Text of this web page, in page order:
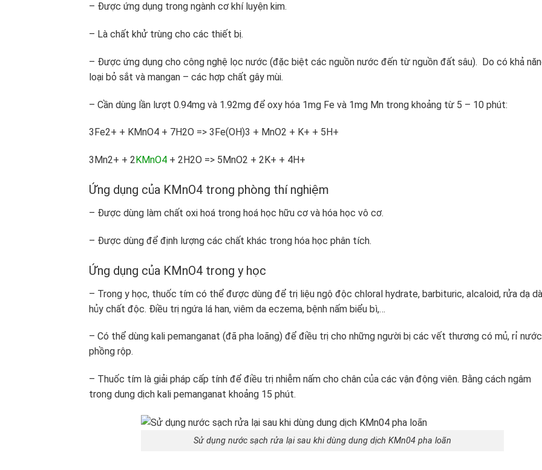
– Được ứng dụng trong ngành cơ khí luyện kim.
– Là chất khử trùng cho các thiết bị.
– Được ứng dụng cho công nghệ lọc nước (đặc biệt các nguồn nước đến từ nguồn đất sâu). Do có khả
loại bỏ sắt và mangan – các hợp chất gây mùi.
– Cần dùng lần lượt 0.94mg và 1.92mg để oxy hóa 1mg Fe và 1mg Mn trong khoảng từ 5 – 10 phút:
3Fe2+ + KMnO4 + 7H2O => 3Fe(OH)3 + MnO2 + K+ + 5H+
3Mn2+ + 2 KMnO4 + 2H2O => 5MnO2 + 2K+ + 4H+
Ứng dụng của KMnO4 trong phòng thí nghiệm
– Được dùng làm chất oxi hoá trong hoá học hữu cơ và hóa học vô cơ.
– Được dùng để định lượng các chất khác trong hóa học phân tích.
Ứng dụng của KMnO4 trong y học
– Trong y học, thuốc tím có thể được dùng để trị liệu ngộ độc chloral hydrate, barbituric, alcaloid, rửa dạ
hủy chất độc. Điều trị ngứa lá han, viêm da eczema, bệnh nấm biểu bì,…
– Có thể dùng kali pemanganat (đã pha loãng) để điều trị cho những người bị các vết thương có mủ, rỉ
phồng rộp.
– Thuốc tím là giải pháp cấp tính để điều trị nhiễm nấm cho chân của các vận động viên. Bằng cách ngâm
trong dung dịch kali pemanganat khoảng 15 phút.
Sử dụng nước sạch rửa lại sau khi dùng dung dịch KMn04 pha loãn